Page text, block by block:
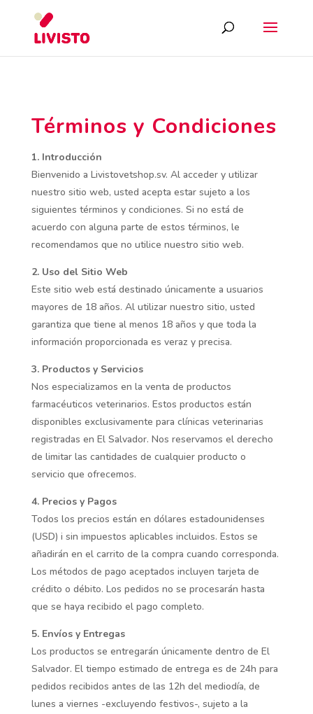
Términos y Condiciones
1. Introducción
Bienvenido a Livistovetshop.sv. Al acceder y utilizar
nuestro sitio web, usted acepta estar sujeto a los
siguientes términos y condiciones. Si no está de
acuerdo con alguna parte de estos términos, le
recomendamos que no utilice nuestro sitio web.
2. Uso del Sitio Web
Este sitio web está destinado únicamente a usuarios
mayores de 18 años. Al utilizar nuestro sitio, usted
garantiza que tiene al menos 18 años y que toda la
información proporcionada es veraz y precisa.
3. Productos y Servicios
Nos especializamos en la venta de productos
farmacéuticos veterinarios. Estos productos están
disponibles exclusivamente para clínicas veterinarias
registradas en El Salvador. Nos reservamos el derecho
de limitar las cantidades de cualquier producto o
servicio que ofrecemos.
4. Precios y Pagos
Todos los precios están en dólares estadounidenses
(USD) i sin impuestos aplicables incluidos. Estos se
añadirán en el carrito de la compra cuando corresponda.
Los métodos de pago aceptados incluyen tarjeta de
crédito o débito. Los pedidos no se procesarán hasta
que se haya recibido el pago completo.
5. Envíos y Entregas
Los productos se entregarán únicamente dentro de El
Salvador. El tiempo estimado de entrega es de 24h para
pedidos recibidos antes de las 12h del mediodía, de
lunes a viernes -excluyendo festivos-, sujeto a la